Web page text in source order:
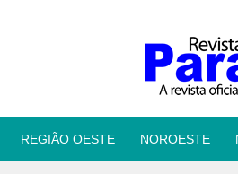
REGIÃO OESTE NOROESTE